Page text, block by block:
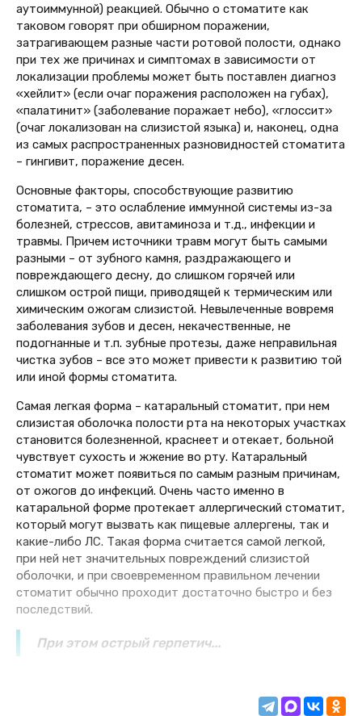
аутоиммунной) реакцией. Обычно о стоматите как
таковом говорят при обширном поражении,
затрагивающем разные части ротовой полости, однако
при тех же причинах и симптомах в зависимости от
локализации проблемы может быть поставлен диагноз
«хейлит» (если очаг поражения расположен на губах),
«палатинит» (заболевание поражает небо), «глоссит»
(очаг локализован на слизистой языка) и, наконец, одна
из самых распространенных разновидностей стоматита
– гингивит, поражение десен.
Основные факторы, способствующие развитию
стоматита, – это ослабление иммунной системы из-за
болезней, стрессов, авитаминоза и т.д., инфекции и
травмы. Причем источники травм могут быть самыми
разными – от зубного камня, раздражающего и
повреждающего десну, до слишком горячей или
слишком острой пищи, приводящей к термическим или
химическим ожогам слизистой. Невылеченные вовремя
заболевания зубов и десен, некачественные, не
подогнанные и т.п. зубные протезы, даже неправильная
чистка зубов – все это может привести к развитию той
или иной формы стоматита.
Самая легкая форма – катаральный стоматит, при нем
слизистая оболочка полости рта на некоторых участках
становится болезненной, краснеет и отекает, больной
чувствует сухость и жжение во рту. Катаральный
стоматит может появиться по самым разным причинам,
от ожогов до инфекций. Очень часто именно в
катаральной форме протекает аллергический стоматит,
который могут вызвать как пищевые аллергены, так и
какие-либо ЛС. Такая форма считается самой легкой,
при ней нет значительных повреждений слизистой
оболочки, и при своевременном правильном лечении
стоматит обычно проходит достаточно быстро и без
последствий.
При этом острый герпетич...